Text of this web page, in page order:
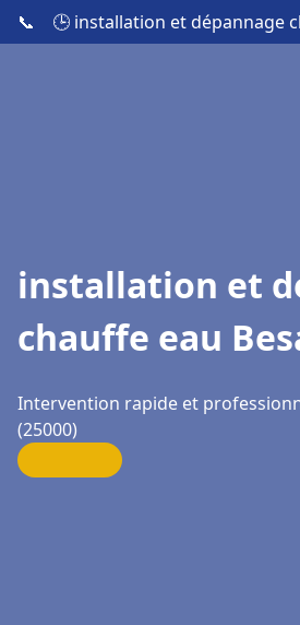
📞 🕒 installation et dépannage
installation et
chauffe eau
Intervention rapide et
(25000)